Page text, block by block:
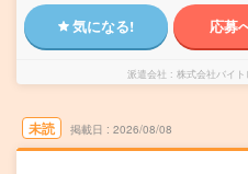
気になる! 応募
派遣会社 株式会社バイト
未読 掲載日 2026/08/08